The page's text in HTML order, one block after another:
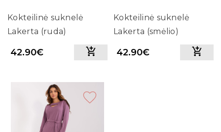
Kokteilinė suknelė
Lakerta (ruda)
42.90€
Kokteilinė suknelė
Lakerta (smėlio)
42.90€